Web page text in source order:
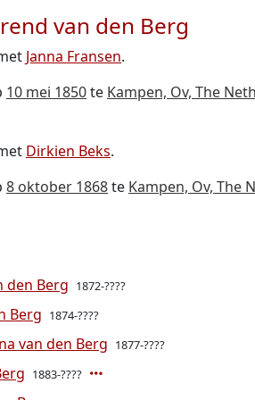
van den Berg
Janna Fransen.
10 mei 1850te Kampen, Ov, The
Dirkien Beks.
8 oktober 1868te Kampen, Ov, The
den Berg 1872-????
Berg 1874-????
van den Berg 1877-????
1883-????